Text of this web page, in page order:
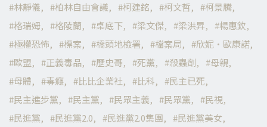
林靜儀
柏林自由會議 柯建銘 柯文哲
柯景騰
格瑞姆
格陵蘭 桌底下 梁文傑 梁洪昇
楊惠欽
極權恐怖
標案 橋頭地檢署 檔案局
欣妮·歐康諾
歐盟
正義毒品 歷史哥 死黨 殺蟲劑
母親
母體
毒癮 比比企業社 比科
民主已死
民主進步黨
民主黨 民眾主義 民眾黨
民視
民進黨
民進黨2.0 民進黨2.0集團
民進黨美女